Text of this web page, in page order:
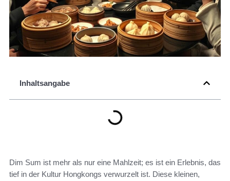
Inhaltsangabe
Dim Sum ist mehr als nur eine Mahlzeit; es ist ein Erlebnis, das
tief in der Kultur Hongkongs verwurzelt ist. Diese kleinen,